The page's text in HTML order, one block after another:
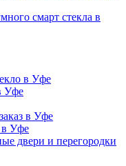
смарт стекла в
в Уфе
Уфе
в Уфе
в Уфе
двери и перегородки